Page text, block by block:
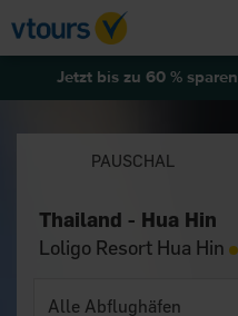
Jetzt bis zu 60 % sparen
PAUSCHAL
Thailand - Hua Hin
Loligo Resort Hua Hin